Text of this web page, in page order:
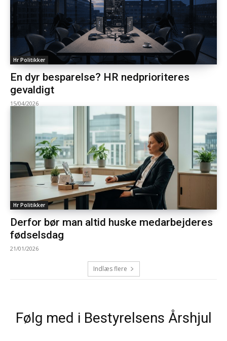
Hr Politikker
En dyr besparelse? HR nedprioriteres
gevaldigt
15/04/2026
Hr Politikker
Derfor bør man altid huske medarbejderes
fødselsdag
21/01/2026
Indlæs flere
Følg med i Bestyrelsens Årshjul